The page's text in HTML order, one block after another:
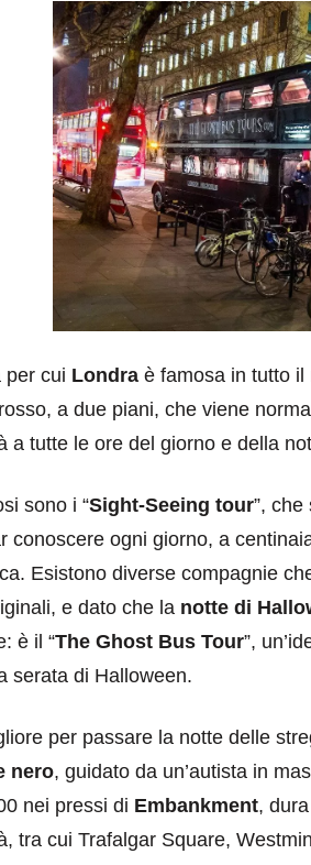
per cui Londra è famosa in tutto il
rosso, a due piani, che viene
a tutte le ore del giorno e della
sono i “Sight-Seeing tour”, che
conoscere ogni giorno, a
Esistono diverse compagnie
e dato che la notte di
è il “The Ghost Bus Tour”,
serata di Halloween.
per passare la notte delle
nero, guidato da un’autista in
nei pressi di Embankment,
tra cui Trafalgar Square,